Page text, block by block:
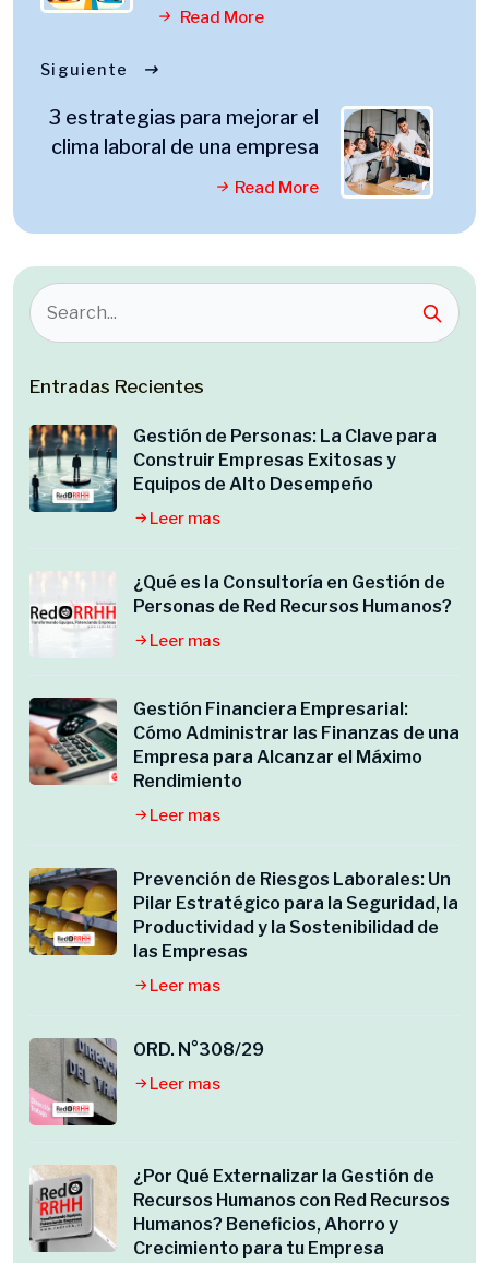
Read More
Siguiente
3 estrategias para mejorar el
clima laboral de una empresa
Read More
Entradas Recientes
Gestión de Personas: La Clave para
Construir Empresas Exitosas y
Equipos de Alto Desempeño
Leer mas
¿Qué es la Consultoría en Gestión de
Personas de Red Recursos Humanos?
Leer mas
Gestión Financiera Empresarial:
Cómo Administrar las Finanzas de una
Empresa para Alcanzar el Máximo
Rendimiento
Leer mas
Prevención de Riesgos Laborales: Un
Pilar Estratégico para la Seguridad, la
Productividad y la Sostenibilidad de
las Empresas
Leer mas
ORD. N°308/29
Leer mas
¿Por Qué Externalizar la Gestión de
Recursos Humanos con Red Recursos
Humanos? Beneficios, Ahorro y
Crecimiento para tu Empresa